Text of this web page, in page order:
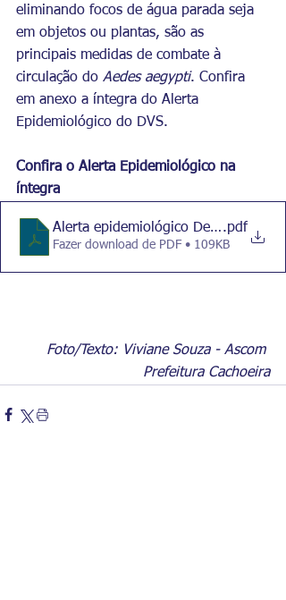
eliminando focos de água parada seja
em objetos ou plantas, são as
principais medidas de combate à
circulação do Aedes aegypti. Confira
em anexo a íntegra do Alerta
Epidemiológico do DVS.
Confira o Alerta Epidemiológico na
íntegra
Alerta epidemiológico Dengue
.pdf
Fazer download de PDF • 109KB
Foto/Texto: Viviane Souza - Ascom
Prefeitura Cachoeira